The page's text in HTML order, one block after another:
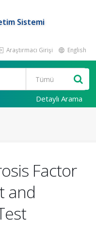
Sistemi
Araştırmacı Girişi English
Detaylı Arama
Factor
and